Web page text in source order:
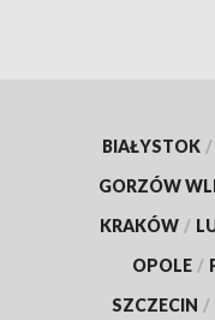
BIAŁYSTOK /
GORZÓW
KRAKÓW /
OPOLE /
SZCZECIN /